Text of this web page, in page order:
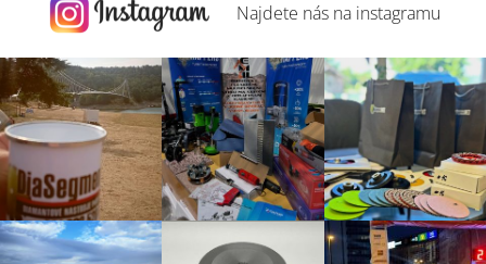
Najdete nás na instagramu